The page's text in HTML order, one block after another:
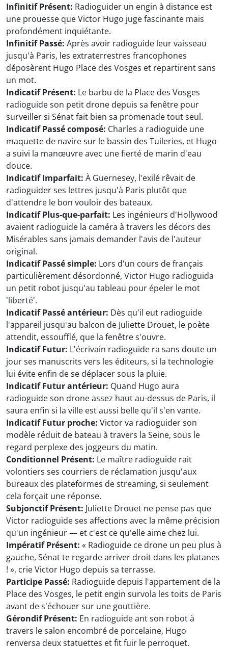
Infinitif Présent: Radioguider un engin à distance est
une prouesse que Victor Hugo juge fascinante mais
profondément inquiétante.
Infinitif Passé: Après avoir radioguide leur vaisseau
jusqu'à Paris, les extraterrestres francophones
déposèrent Hugo Place des Vosges et repartirent sans
un mot.
Indicatif Présent: Le barbu de la Place des Vosges
radioguide son petit drone depuis sa fenêtre pour
surveiller si Sénat fait bien sa promenade tout seul.
Indicatif Passé composé: Charles a radioguide une
maquette de navire sur le bassin des Tuileries, et Hugo
a suivi la manœuvre avec une fierté de marin d'eau
douce.
Indicatif Imparfait: À Guernesey, l'exilé rêvait de
radioguider ses lettres jusqu'à Paris plutôt que
d'attendre le bon vouloir des bateaux.
Indicatif Plus-que-parfait: Les ingénieurs d'Hollywood
avaient radioguide la caméra à travers les décors des
Misérables sans jamais demander l'avis de l'auteur
original.
Indicatif Passé simple: Lors d'un cours de français
particulièrement désordonné, Victor Hugo radioguida
un petit robot jusqu'au tableau pour épeler le mot
'liberté'.
Indicatif Passé antérieur: Dès qu'il eut radioguide
l'appareil jusqu'au balcon de Juliette Drouet, le poète
attendit, essoufflé, que la fenêtre s'ouvre.
Indicatif Futur: L'écrivain radioguide ra sans doute un
jour ses manuscrits vers les éditeurs, si la technologie
lui évite enfin de se déplacer sous la pluie.
Indicatif Futur antérieur: Quand Hugo aura
radioguide son drone assez haut au-dessus de Paris, il
saura enfin si la ville est aussi belle qu'il s'en vante.
Indicatif Futur proche: Victor va radioguider son
modèle réduit de bateau à travers la Seine, sous le
regard perplexe des joggeurs du matin.
Conditionnel Présent: Le maître radioguide rait
volontiers ses courriers de réclamation jusqu'aux
bureaux des plateformes de streaming, si seulement
cela forçait une réponse.
Subjonctif Présent: Juliette Drouet ne pense pas que
Victor radioguide ses affections avec la même précision
qu'un ingénieur — et c'est ce qu'elle aime chez lui.
Impératif Présent: « Radioguide ce drone un peu plus à
gauche, Sénat te regarde arriver droit dans les platanes
! », crie Victor Hugo depuis sa terrasse.
Participe Passé: Radioguide depuis l'appartement de la
Place des Vosges, le petit engin survola les toits de Paris
avant de s'échouer sur une gouttière.
Gérondif Présent: En radioguide ant son robot à
travers le salon encombré de porcelaine, Hugo
renversa deux statuettes et fit fuir le perroquet.